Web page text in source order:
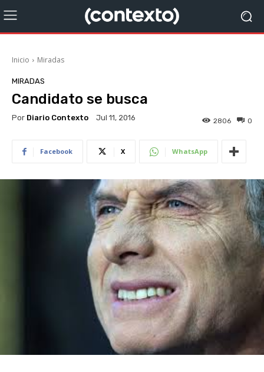
Inicio Miradas
MIRADAS
Candidato se busca
Por Diario Contexto Jul 11, 2016 0
2806
Facebook X WhatsApp